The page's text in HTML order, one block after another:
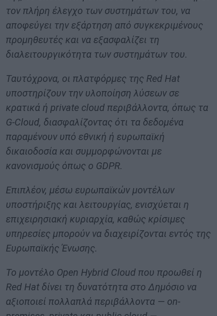
τον πλήρη έλεγχο των συστημάτων του, να
αποφεύγει την εξάρτηση από συγκεκριμένους
προμηθευτές και να εξασφαλίζει τη
διαλειτουργικότητα των συστημάτων του.
Ταυτόχρονα, οι πλατφόρμες της Red Hat
υποστηρίζουν την υλοποίηση λύσεων σε
κρατικά ή private cloud περιβάλλοντα, όπως τα
G-Cloud, διασφαλίζοντας ότι τα δεδομένα
παραμένουν υπό εθνική ή ευρωπαϊκή
δικαιοδοσία και συμμορφώνονται με
κανονισμούς όπως ο GDPR.
Επιπλέον, μέσω ευρωπαϊκών μοντέλων
υποστήριξης και λειτουργίας, ενισχύεται η
επιχειρησιακή κυριαρχία, καθώς κρίσιμες
υπηρεσίες μπορούν να διαχειρίζονται εντός της
Ευρωπαϊκής Ένωσης.
Το μοντέλο Open Hybrid Cloud που προωθεί η
Red Hat δίνει τη δυνατότητα στο Δημόσιο να
αξιοποιεί πολλαπλά περιβάλλοντα — on-